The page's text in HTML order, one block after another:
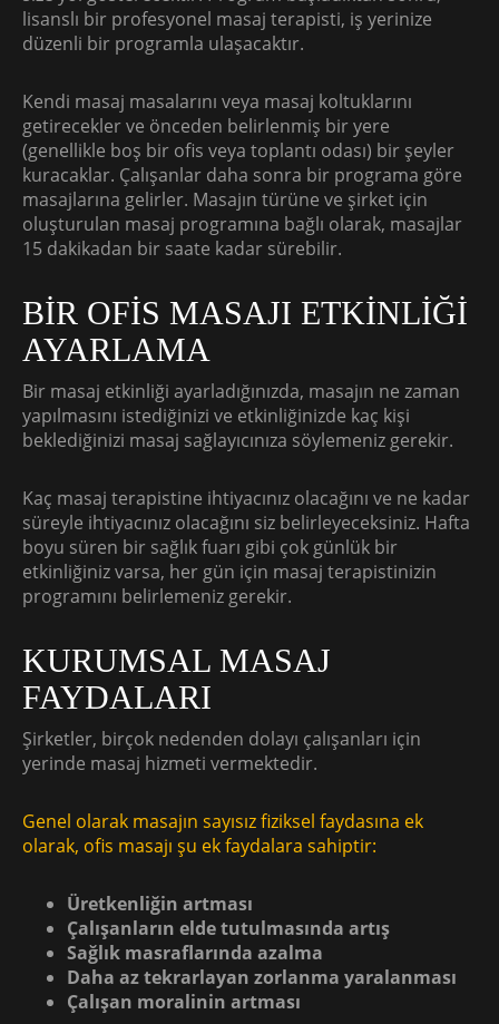
lisanslı bir profesyonel masaj terapisti, iş yerinize
düzenli bir programla ulaşacaktır.
Kendi masaj masalarını veya masaj koltuklarını
getirecekler ve önceden belirlenmiş bir yere
(genellikle boş bir ofis veya toplantı odası) bir şeyler
kuracaklar. Çalışanlar daha sonra bir programa göre
masajlarına gelirler. Masajın türüne ve şirket için
oluşturulan masaj programına bağlı olarak, masajlar
15 dakikadan bir saate kadar sürebilir.
BİR OFİS MASAJI ETKİNLİĞİ
AYARLAMA
Bir masaj etkinliği ayarladığınızda, masajın ne zaman
yapılmasını istediğinizi ve etkinliğinizde kaç kişi
beklediğinizi masaj sağlayıcınıza söylemeniz gerekir.
Kaç masaj terapistine ihtiyacınız olacağını ve ne kadar
süreyle ihtiyacınız olacağını siz belirleyeceksiniz. Hafta
boyu süren bir sağlık fuarı gibi çok günlük bir
etkinliğiniz varsa, her gün için masaj terapistinizin
programını belirlemeniz gerekir.
KURUMSAL MASAJ
FAYDALARI
Şirketler, birçok nedenden dolayı çalışanları için
yerinde masaj hizmeti vermektedir.
Genel olarak masajın sayısız fiziksel faydasına ek
olarak, ofis masajı şu ek faydalara sahiptir:
Üretkenliğin artması
Çalışanların elde tutulmasında artış
Sağlık masraflarında azalma
Daha az tekrarlayan zorlanma yaralanması
Çalışan moralinin artması